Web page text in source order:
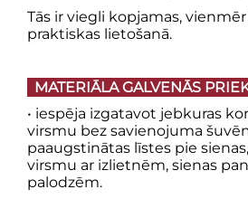
Tās ir viegli kopjamas,
praktiskas lietošanā.
MATERIĀLA GALVENĀS
• iespēja izgatavot jebkuras
virsmu bez savienojuma
paaugstinātas līstes pie
virsmu ar izlietnēm, sienas
palodzēm.